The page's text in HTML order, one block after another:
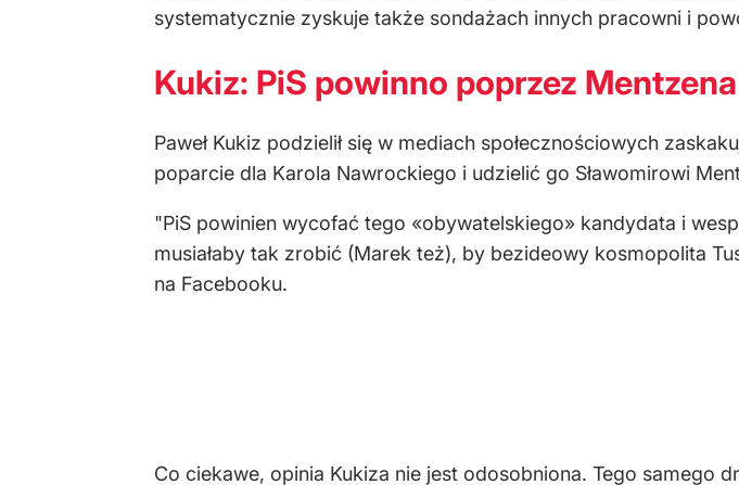
systematycznie zyskuje także sondażach innych pracowni i
Kukiz: PiS powinno poprzez Mentzena
Paweł Kukiz podzielił się w mediach społecznościowych
poparcie dla Karola Nawrockiego i udzielić go Sławomirowi
"PiS powinien wycofać tego «obywatelskiego» kandydata i
musiałaby tak zrobić (Marek też), by bezideowy kosmopolita
na Facebooku.
Co ciekawe, opinia Kukiza nie jest odosobniona. Tego samego